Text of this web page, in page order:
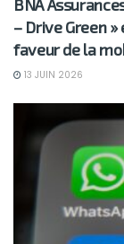
BNA
– Drive Green
faveur de la
13 JUIN 2026